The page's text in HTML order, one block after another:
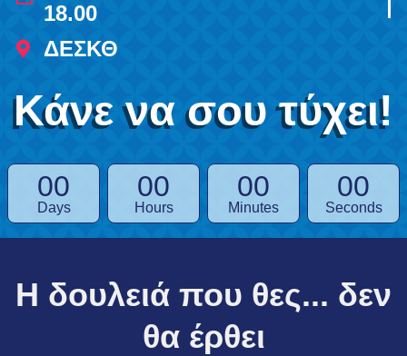
18.00
ΔΕΣΚΘ
Κάνε να σου τύχει!
00
Days
00
Hours
00
Minutes
00
Seconds
Η δουλειά που θες... δεν
θα έρθει